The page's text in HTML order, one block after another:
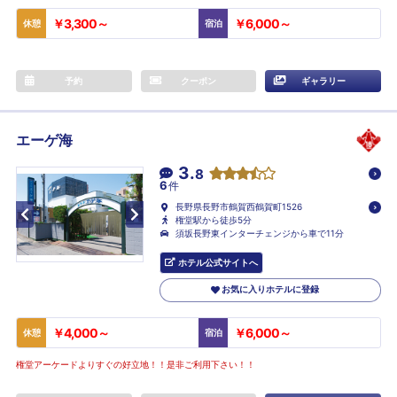
休憩 ￥3,300～ 宿泊 ￥6,000～
予約 クーポン ギャラリー
エーゲ海
3.8
6件
長野県長野市鶴賀西鶴賀町1526
権堂駅から徒歩5分
須坂長野東インターチェンジから車で11分
ホテル公式サイトへ
お気に入りホテルに登録
休憩 ￥4,000～ 宿泊 ￥6,000～
権堂アーケードよりすぐの好立地！！是非ご利用下さい！！